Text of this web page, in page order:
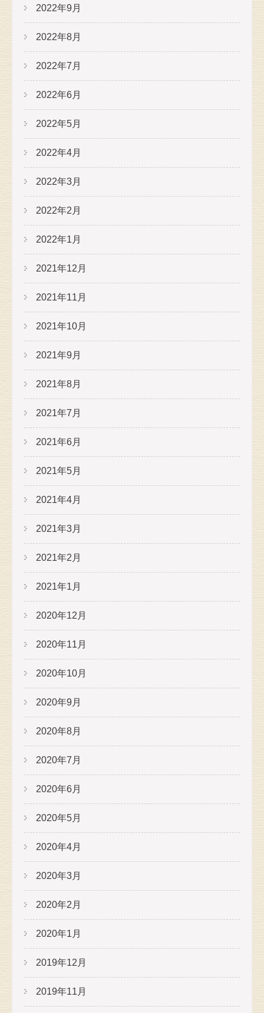
2022年9月
2022年8月
2022年7月
2022年6月
2022年5月
2022年4月
2022年3月
2022年2月
2022年1月
2021年12月
2021年11月
2021年10月
2021年9月
2021年8月
2021年7月
2021年6月
2021年5月
2021年4月
2021年3月
2021年2月
2021年1月
2020年12月
2020年11月
2020年10月
2020年9月
2020年8月
2020年7月
2020年6月
2020年5月
2020年4月
2020年3月
2020年2月
2020年1月
2019年12月
2019年11月